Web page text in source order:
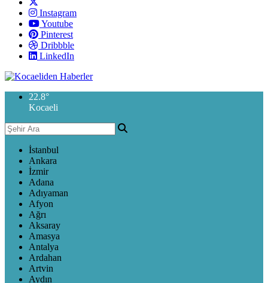
Instagram
Youtube
Pinterest
Dribbble
LinkedIn
22.8°
Kocaeli
İstanbul
Ankara
İzmir
Adana
Adıyaman
Afyon
Ağrı
Aksaray
Amasya
Antalya
Ardahan
Artvin
Aydın